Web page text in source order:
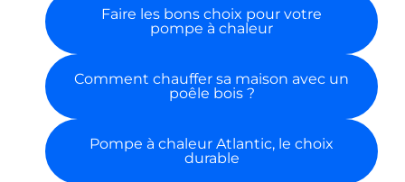
Faire les bons choix pour votre
pompe à chaleur
Comment chauffer sa maison avec un
poêle bois ?
Pompe à chaleur Atlantic, le choix
durable